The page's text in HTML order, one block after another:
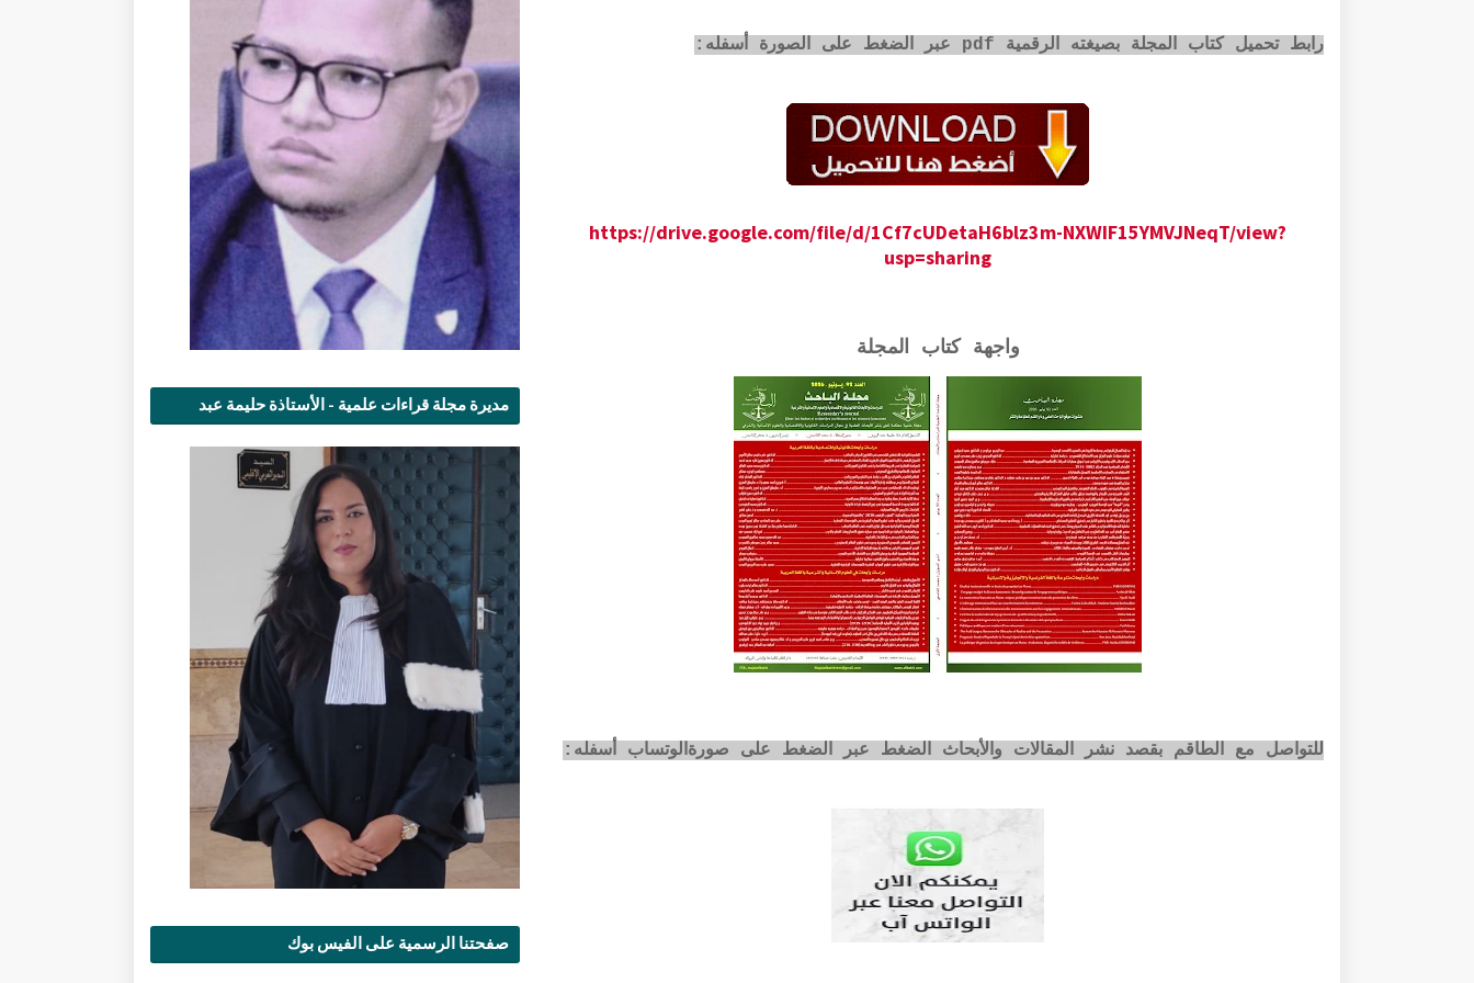
رابط تحميل كتاب المجلة بصيغته الرقمية pdf عبر الضغط على الصورة أسفله:
https://drive.google.com/file/d/1Cf7cUDetaH6blz3m-NXWIF15YMVJNeqT/view?
usp=sharing
واجهة كتاب المجلة
للتواصل مع الطاقم بقصد نشر المقالات والأبحاث الضغط عبر الضغط على صورةالوتساب أسفله:
مديرة مجلة قراءات علمية - الأستاذة حليمة عبد
صفحتنا الرسمية على الفيس بوك